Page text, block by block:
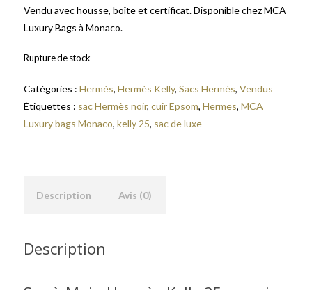
Vendu avec housse, boîte et certificat. Disponible chez MCA
Luxury Bags à Monaco.
Rupture de stock
Catégories : Hermès, Hermès Kelly, Sacs Hermès, Vendus
Étiquettes : sac Hermès noir, cuir Epsom, Hermes, MCA
Luxury bags Monaco, kelly 25, sac de luxe
Description Avis (0)
Description